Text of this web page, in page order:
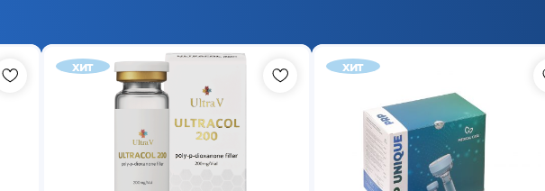
хит хит